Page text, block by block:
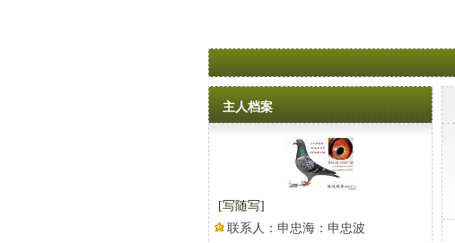
主人档案
[写随写]
联系人： 申忠海：申忠波